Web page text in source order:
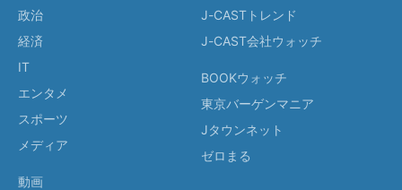
政治
経済
IT
エンタメ
スポーツ
メディア
動画
J-CASTトレンド
J-CAST会社ウォッチ
BOOKウォッチ
東京バーゲンマニア
Jタウンネット
ゼロまる